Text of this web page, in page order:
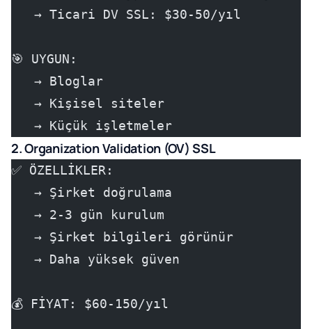
   → Ticari DV SSL: $30-50/yıl
🎯 UYGUN:
   → Bloglar
   → Kişisel siteler
   → Küçük işletmeler
2. Organization Validation (OV) SSL
✅ ÖZELLİKLER:
   → Şirket doğrulama
   → 2-3 gün kurulum
   → Şirket bilgileri görünür
   → Daha yüksek güven
💰 FİYAT: $60-150/yıl